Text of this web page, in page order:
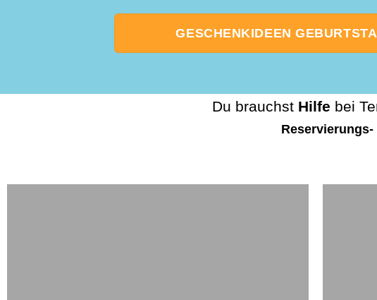
GESCHENKIDEEN
Du brauchst Hilfe bei